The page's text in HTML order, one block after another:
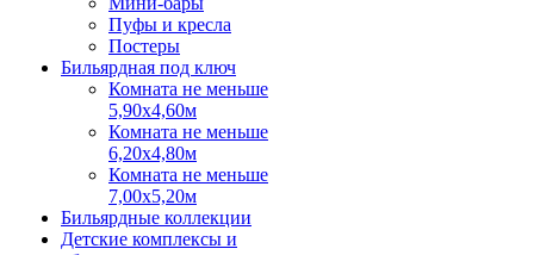
Пуфы и кресла
Постеры
Бильярдная под ключ
Комната не меньше
5,90х4,60м
Комната не меньше
6,20х4,80м
Комната не меньше
7,00х5,20м
Бильярдные коллекции
Детские комплексы и